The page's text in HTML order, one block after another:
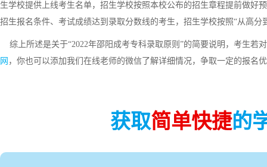
生学校提供上线考生名单，招生学校按照本校公布的招生章程提前做好
招生报名条件、考试成绩达到录取分数线的考生，招生学校按照“从高
综上所述是关于“2022年邵阳成考专科录取原则”的简要说明，考生若
网 ，你也可以添加我们在线老师的微信了解详细情况，争取一定的报名
获取简单快捷的